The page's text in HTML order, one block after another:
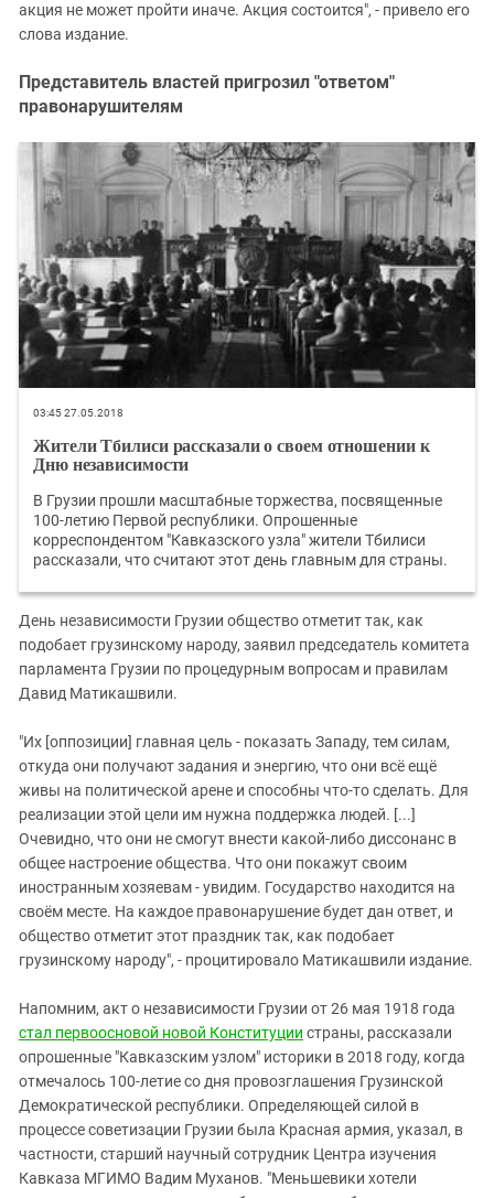
акция не может пройти иначе. Акция состоится", - привело его
слова издание.
Представитель властей пригрозил "ответом"
правонарушителям
03:45 27.05.2018
Жители Тбилиси рассказали о своем отношении к
Дню независимости
В Грузии прошли масштабные торжества, посвященные
100-летию Первой республики. Опрошенные
корреспондентом "Кавказского узла" жители Тбилиси
рассказали, что считают этот день главным для страны.
День независимости Грузии общество отметит так, как
подобает грузинскому народу, заявил председатель комитета
парламента Грузии по процедурным вопросам и правилам
Давид Матикашвили.
"Их [оппозиции] главная цель - показать Западу, тем силам,
откуда они получают задания и энергию, что они всё ещё
живы на политической арене и способны что-то сделать. Для
реализации этой цели им нужна поддержка людей. [...]
Очевидно, что они не смогут внести какой-либо диссонанс в
общее настроение общества. Что они покажут своим
иностранным хозяевам - увидим. Государство находится на
своём месте. На каждое правонарушение будет дан ответ, и
общество отметит этот праздник так, как подобает
грузинскому народу", - процитировало Матикашвили издание.
Напомним, акт о независимости Грузии от 26 мая 1918 года
стал первоосновой новой Конституции страны, рассказали
опрошенные "Кавказским узлом" историки в 2018 году, когда
отмечалось 100-летие со дня провозглашения Грузинской
Демократической республики. Определяющей силой в
процессе советизации Грузии была Красная армия, указал, в
частности, старший научный сотрудник Центра изучения
Кавказа МГИМО Вадим Муханов. "Меньшевики хотели